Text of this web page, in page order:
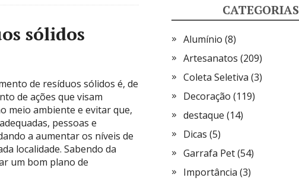
sólidos
de resíduos sólidos é, de
de ações que visam
meio ambiente e evitar que,
pessoas e
a aumentar os níveis de
localidade. Sabendo da
um bom plano de
CATEGORIAS
Alumínio (8)
Artesanatos (209)
Coleta Seletiva (3)
Decoração (119)
destaque (14)
Dicas (5)
Garrafa Pet(54)
Importância (3)